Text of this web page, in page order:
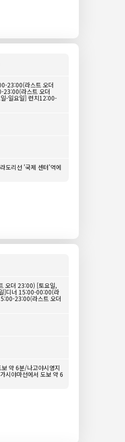
23:00(라스트 오더
23:00(라스트 오더
-일요일] 런치12:00-
도리선 '국제 센터'역에
오더 23:00) [토요일,
]디너 15:00-00:00(라
23:00(라스트 오더
약 6분/나고야시영지
시야마선에서 도보 약 6